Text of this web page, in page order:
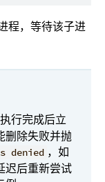
程，等待该子进
行完成后立
删除失败并抛
denied ，如
迟后重新尝试